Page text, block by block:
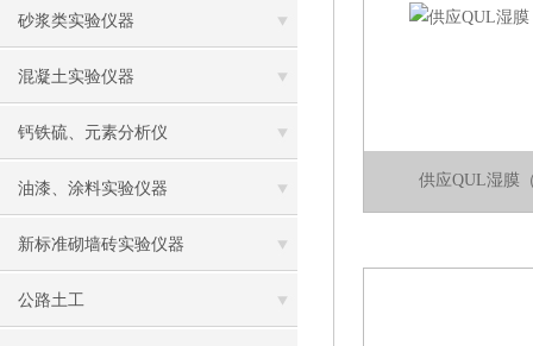
砂浆类实验仪器
混凝土实验仪器
钙铁硫、元素分析仪
油漆、涂料实验仪器
新标准砌墙砖实验仪器
公路土工
供应QUL湿膜